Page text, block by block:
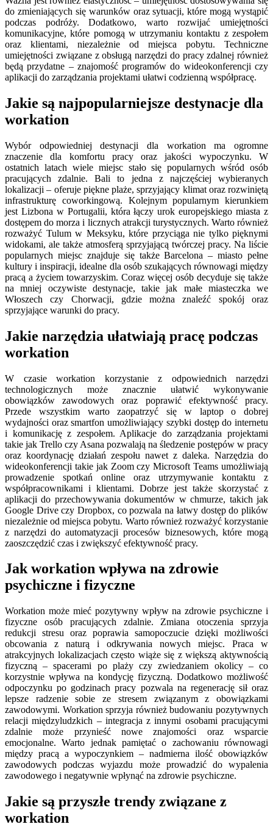
do zmieniających się warunków oraz sytuacji, które mogą wystąpić
podczas podróży. Dodatkowo, warto rozwijać umiejętności
komunikacyjne, które pomogą w utrzymaniu kontaktu z zespołem
oraz klientami, niezależnie od miejsca pobytu. Techniczne
umiejętności związane z obsługą narzędzi do pracy zdalnej również
będą przydatne – znajomość programów do wideokonferencji czy
aplikacji do zarządzania projektami ułatwi codzienną współpracę.
Jakie są najpopularniejsze destynacje dla
workation
Wybór odpowiedniej destynacji dla workation ma ogromne
znaczenie dla komfortu pracy oraz jakości wypoczynku. W
ostatnich latach wiele miejsc stało się popularnych wśród osób
pracujących zdalnie. Bali to jedna z najczęściej wybieranych
lokalizacji – oferuje piękne plaże, sprzyjający klimat oraz rozwiniętą
infrastrukturę coworkingową. Kolejnym popularnym kierunkiem
jest Lizbona w Portugalii, która łączy urok europejskiego miasta z
dostępem do morza i licznych atrakcji turystycznych. Warto również
rozważyć Tulum w Meksyku, które przyciąga nie tylko pięknymi
widokami, ale także atmosferą sprzyjającą twórczej pracy. Na liście
popularnych miejsc znajduje się także Barcelona – miasto pełne
kultury i inspiracji, idealne dla osób szukających równowagi między
pracą a życiem towarzyskim. Coraz więcej osób decyduje się także
na mniej oczywiste destynacje, takie jak małe miasteczka we
Włoszech czy Chorwacji, gdzie można znaleźć spokój oraz
sprzyjające warunki do pracy.
Jakie narzędzia ułatwiają pracę podczas
workation
W czasie workation korzystanie z odpowiednich narzędzi
technologicznych może znacznie ułatwić wykonywanie
obowiązków zawodowych oraz poprawić efektywność pracy.
Przede wszystkim warto zaopatrzyć się w laptop o dobrej
wydajności oraz smartfon umożliwiający szybki dostęp do internetu
i komunikację z zespołem. Aplikacje do zarządzania projektami
takie jak Trello czy Asana pozwalają na śledzenie postępów w pracy
oraz koordynację działań zespołu nawet z daleka. Narzędzia do
wideokonferencji takie jak Zoom czy Microsoft Teams umożliwiają
prowadzenie spotkań online oraz utrzymywanie kontaktu z
współpracownikami i klientami. Dobrze jest także skorzystać z
aplikacji do przechowywania dokumentów w chmurze, takich jak
Google Drive czy Dropbox, co pozwala na łatwy dostęp do plików
niezależnie od miejsca pobytu. Warto również rozważyć korzystanie
z narzędzi do automatyzacji procesów biznesowych, które mogą
zaoszczędzić czas i zwiększyć efektywność pracy.
Jak workation wpływa na zdrowie
psychiczne i fizyczne
Workation może mieć pozytywny wpływ na zdrowie psychiczne i
fizyczne osób pracujących zdalnie. Zmiana otoczenia sprzyja
redukcji stresu oraz poprawia samopoczucie dzięki możliwości
obcowania z naturą i odkrywania nowych miejsc. Praca w
atrakcyjnych lokalizacjach często wiąże się z większą aktywnością
fizyczną – spacerami po plaży czy zwiedzaniem okolicy – co
korzystnie wpływa na kondycję fizyczną. Dodatkowo możliwość
odpoczynku po godzinach pracy pozwala na regenerację sił oraz
lepsze radzenie sobie ze stresem związanym z obowiązkami
zawodowymi. Workation sprzyja również budowaniu pozytywnych
relacji międzyludzkich – integracja z innymi osobami pracującymi
zdalnie może przynieść nowe znajomości oraz wsparcie
emocjonalne. Warto jednak pamiętać o zachowaniu równowagi
między pracą a wypoczynkiem – nadmierna ilość obowiązków
zawodowych podczas wyjazdu może prowadzić do wypalenia
zawodowego i negatywnie wpłynąć na zdrowie psychiczne.
Jakie są przyszłe trendy związane z
workation